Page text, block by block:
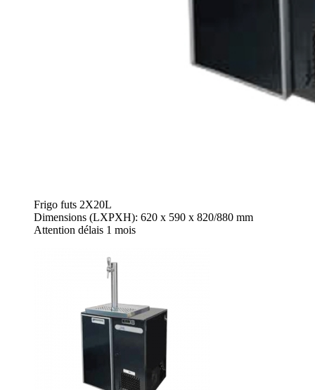
Frigo futs 2X20L
Dimensions (LXPXH): 620 x 590 x 820/880 mm
Attention délais 1 mois